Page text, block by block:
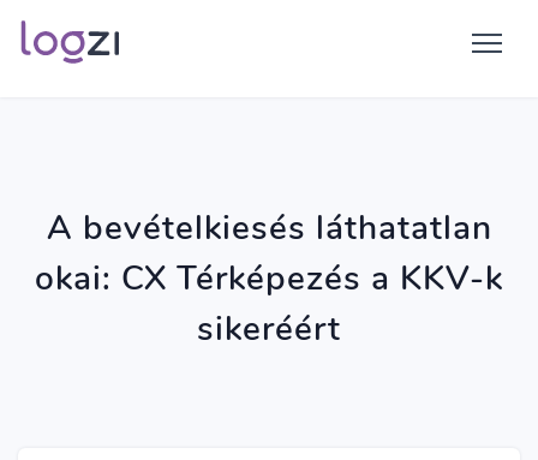
A bevételkiesés láthatatlan
okai: CX Térképezés a KKV-k
sikeréért